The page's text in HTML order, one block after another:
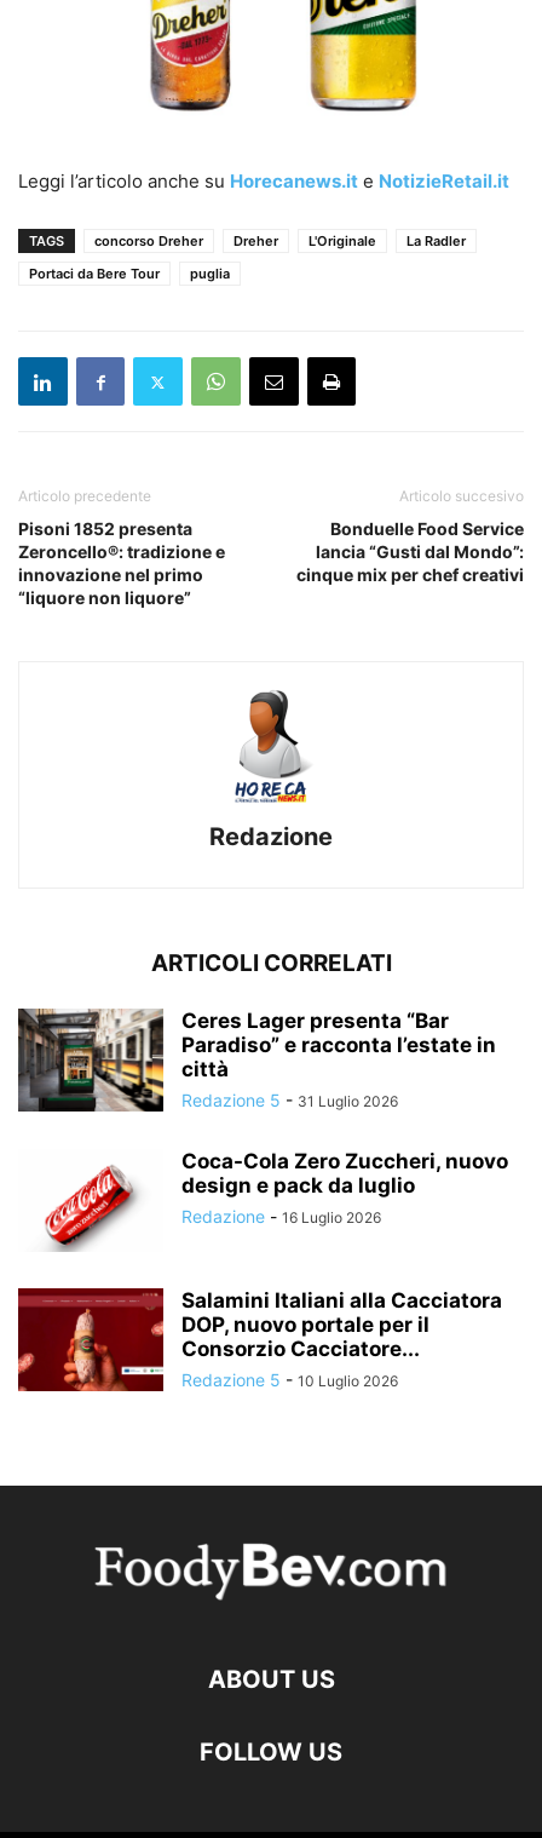
Leggi l’articolo anche su Horecanews.it e NotizieRetail.it
TAGS concorso Dreher Dreher L'Originale
La Radler
Portaci da Bere Tour
puglia
Articolo precedente
Pisoni 1852 presenta
Zeroncello®: tradizione e
innovazione nel primo
“liquore non liquore”
Articolo succesivo
Bonduelle Food Service
lancia “Gusti dal Mondo”:
cinque mix per chef creativi
Redazione
ARTICOLI CORRELATI
Ceres Lager presenta “Bar
Paradiso” e racconta l’estate in
città
Redazione 5 - 31 Luglio 2026
Coca-Cola Zero Zuccheri, nuovo
design e pack da luglio
Redazione - 16 Luglio 2026
Salamini Italiani alla Cacciatora
DOP, nuovo portale per il
Consorzio Cacciatore...
Redazione 5 - 10 Luglio 2026
ABOUT US
FOLLOW US